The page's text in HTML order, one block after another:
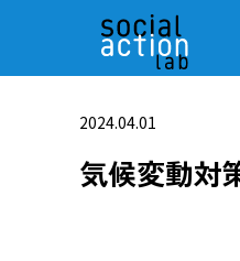
2024.04.01
気候変動対